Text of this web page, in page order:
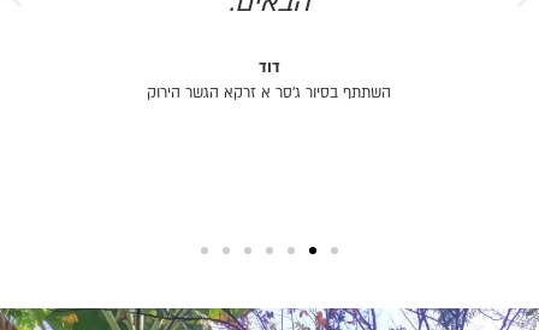
דוד
השתתף בסיור ג'סר א זרקא הגשר הירוק